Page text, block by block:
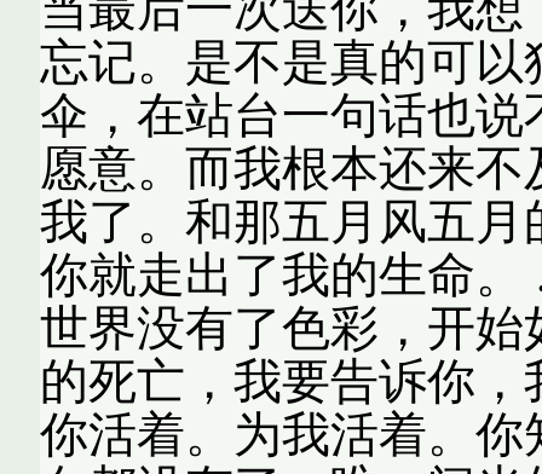
忘记。是不是真的可
伞，在站台一句话也
愿意。而我根本还来
我了。和那五月风五
你就走出了我的生命
世界没有了色彩，开
的死亡，我要告诉你
你活着。为我活着。